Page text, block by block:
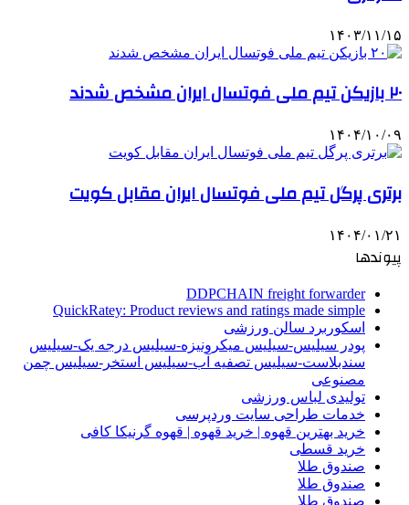
۱۴۰۳/۱۱/۱۵
۲۰ بازیکن تیم ملی فوتسال ایران مشخص شدند
۱۴۰۴/۱۰/۰۹
برتری پرگل تیم ملی فوتسال ایران مقابل کویت
۱۴۰۴/۰۱/۲۱
پیوندها
DDPCHAIN freight forwarder
QuickRatey: Product reviews and ratings made simple
اسکوربرد سالن ورزشی
پودر سیلیس-سیلیس میکرونیزه-سیلیس درجه یک-سیلیس
سندبلاست-سیلیس تصفیه آب-سیلیس استخر-سیلیس چمن
مصنوعی
تولیدی لباس ورزشی
خدمات طراحی سایت وردپرسی
خرید بهترین قهوه | خرید قهوه | قهوه گرنیکا کافی
خرید قسطی
صندوق طلا
صندوق طلا
صندوق طلا